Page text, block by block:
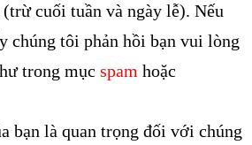
cuối tuần và ngày lễ). Nếu
chúng tôi phản hồi bạn vui lòng
trong mục spam hoặc
bạn là quan trọng đối với chúng